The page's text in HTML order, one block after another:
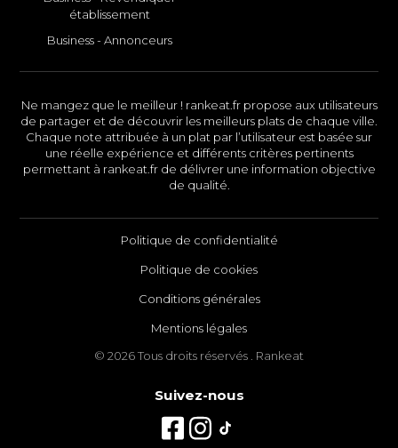
établissement
Business - Annonceurs
Ne mangez que le meilleur ! rankeat.fr propose aux utilisateurs
de partager et de découvrir les meilleurs plats de chaque ville.
Chaque note attribuée à un plat par l’utilisateur est basée sur
une réelle expérience et différents critères pertinents
permettant à rankeat.fr de délivrer une information objective
de qualité.
Politique de confidentialité
Politique de cookies
Conditions générales
Mentions légales
© 2026 Tous droits réservés . Rankeat
Suivez-nous